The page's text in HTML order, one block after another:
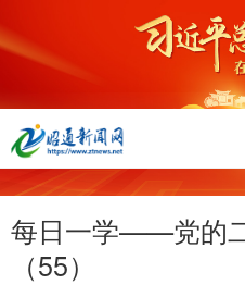
每日一学——党的
（55）